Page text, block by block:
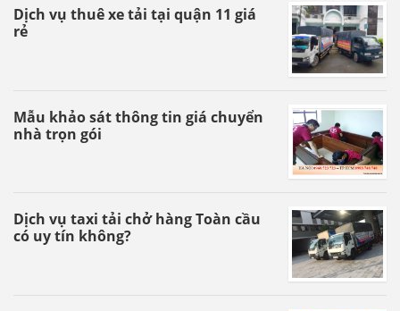
Dịch vụ thuê xe tải tại quận 11 giá
rẻ
Mẫu khảo sát thông tin giá chuyển
nhà trọn gói
Dịch vụ taxi tải chở hàng Toàn cầu
có uy tín không?